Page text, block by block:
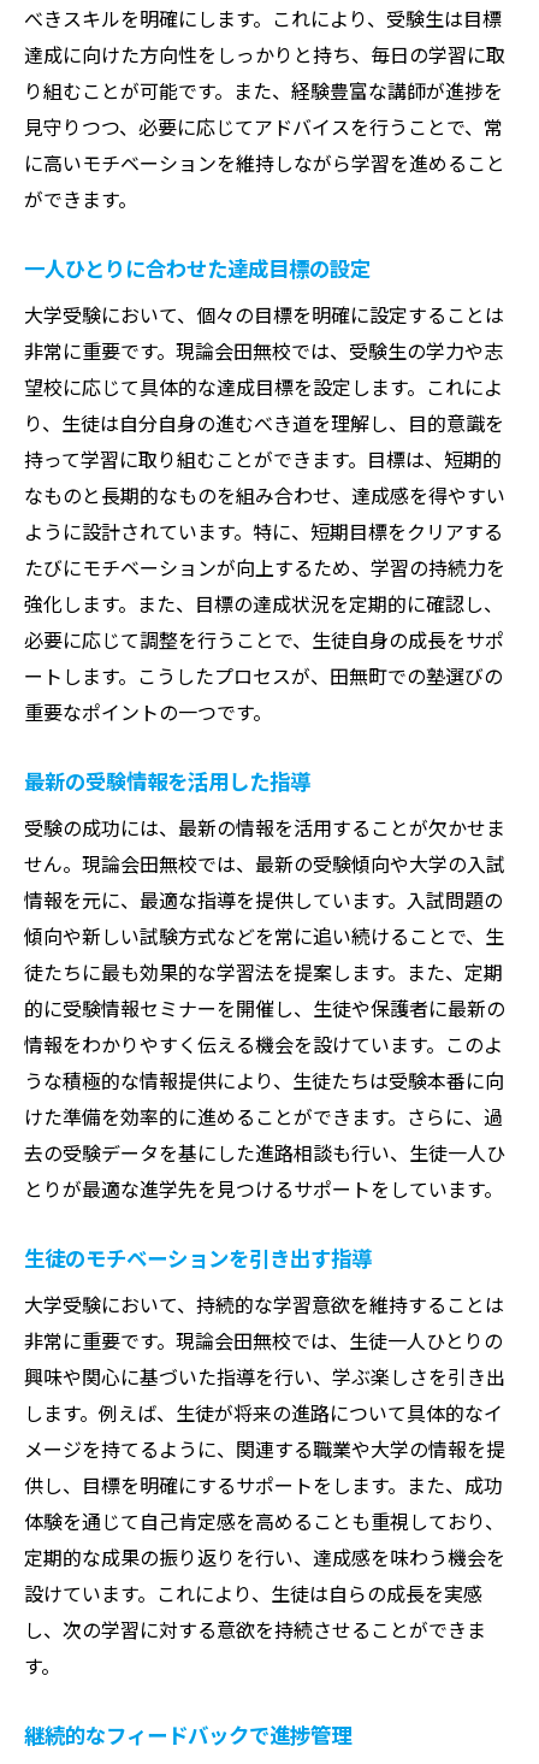
べきスキルを明確にします。これにより、受験生は目標
達成に向けた方向性をしっかりと持ち、毎日の学習に取
り組むことが可能です。また、経験豊富な講師が進捗を
見守りつつ、必要に応じてアドバイスを行うことで、常
に高いモチベーションを維持しながら学習を進めること
ができます。
一人ひとりに合わせた達成目標の設定
大学受験において、個々の目標を明確に設定することは
非常に重要です。現論会田無校では、受験生の学力や志
望校に応じて具体的な達成目標を設定します。これによ
り、生徒は自分自身の進むべき道を理解し、目的意識を
持って学習に取り組むことができます。目標は、短期的
なものと長期的なものを組み合わせ、達成感を得やすい
ように設計されています。特に、短期目標をクリアする
たびにモチベーションが向上するため、学習の持続力を
強化します。また、目標の達成状況を定期的に確認し、
必要に応じて調整を行うことで、生徒自身の成長をサポ
ートします。こうしたプロセスが、田無町での塾選びの
重要なポイントの一つです。
最新の受験情報を活用した指導
受験の成功には、最新の情報を活用することが欠かせま
せん。現論会田無校では、最新の受験傾向や大学の入試
情報を元に、最適な指導を提供しています。入試問題の
傾向や新しい試験方式などを常に追い続けることで、生
徒たちに最も効果的な学習法を提案します。また、定期
的に受験情報セミナーを開催し、生徒や保護者に最新の
情報をわかりやすく伝える機会を設けています。このよ
うな積極的な情報提供により、生徒たちは受験本番に向
けた準備を効率的に進めることができます。さらに、過
去の受験データを基にした進路相談も行い、生徒一人ひ
とりが最適な進学先を見つけるサポートをしています。
生徒のモチベーションを引き出す指導
大学受験において、持続的な学習意欲を維持することは
非常に重要です。現論会田無校では、生徒一人ひとりの
興味や関心に基づいた指導を行い、学ぶ楽しさを引き出
します。例えば、生徒が将来の進路について具体的なイ
メージを持てるように、関連する職業や大学の情報を提
供し、目標を明確にするサポートをします。また、成功
体験を通じて自己肯定感を高めることも重視しており、
定期的な成果の振り返りを行い、達成感を味わう機会を
設けています。これにより、生徒は自らの成長を実感
し、次の学習に対する意欲を持続させることができま
す。
継続的なフィードバックで進捗管理